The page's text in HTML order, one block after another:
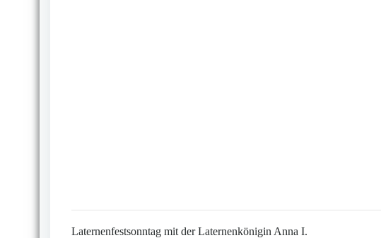
Laternenfestsonntag mit der Laternenkönigin Anna I.